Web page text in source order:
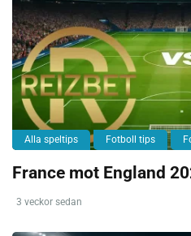
Alla speltips Fotboll tips
France mot England
3 veckor sedan